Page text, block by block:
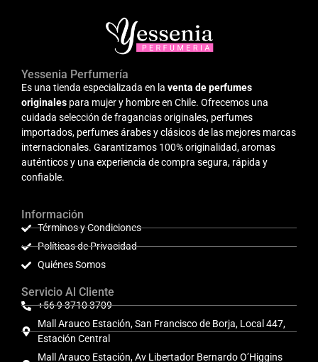
Yessenia Perfumería
Es una tienda especializada en la venta de perfumes
originales para mujer y hombre en Chile. Ofrecemos una
cuidada selección de fragancias originales, perfumes
importados, perfumes árabes y clásicos de las mejores marcas
internacionales. Garantizamos 100% originalidad, aromas
auténticos y una experiencia de compra segura, rápida y
confiable.
Información
Términos y Condiciones
Políticas de Privacidad
Quiénes Somos
Servicio Al Cliente
+56 9 3710 3709
Mall Arauco Estación, San Francisco de Borja, Local 447,
Estación Central
Mall Arauco Estación, Av Libertador Bernardo O’Higgins